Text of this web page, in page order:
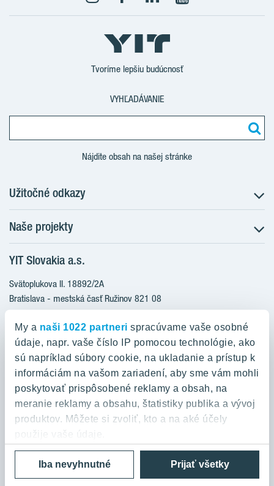
My a naši 1022 partneri spracúvame vaše osobné
údaje, napr. vaše číslo IP pomocou technológie, ako
sú napríklad súbory cookie, na ukladanie a prístup k
informáciám na vašom zariadení, aby sme vám mohli
poskytovať prispôsobené reklamy a obsah, na
meranie reklamy a obsahu, štatistiky publika a vývoj
produktov. Môžete si zvoliť, kto a na aké účely
Ak to povolíte, chceli by sme tiež:
Prijať všetky
Iba nevyhnutné
YouTube
Tvoríme lepšiu budúcnosť
VYHĽADÁVANIE
Nájdite obsah na našej stránke
Užitočné odkazy
O nás
Prečo bývať s nami
Udržateľnosť máme v DNA
Starostlivosť o zákazníkov
Financovanie
Služba Starý za nový
Služba zariadenia bytu
Novinky a médiá
Kariéra
Kontakt
Naše projekty
Družstevné bývanie
NUPPU
ZWIRN
MLYNÁRKA
ZWIRN OFFICE
Pradiareň 1900
YIT Slovakia a.s.
Svätoplukova II. 18892/2A
Bratislava - mestská časť Ružinov 821 08
Slovakia
0800 800 474
info@yit.sk
Pre volania zo zahraničia:
+421 903 999 333
Ochrana osobných údajov a podmienky používania
Cookies